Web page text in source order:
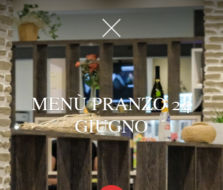
MENÙ PRANZO 24
GIUGNO